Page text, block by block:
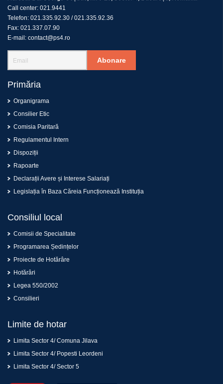
Call center: 021.9441
Telefon: 021.335.92.30 /021.335.92.36
Fax: 021.337.07.90
E-mail: contact@ps4.ro
Abonare
Primăria
Organigrama
Consilier Etic
Comisia Paritară
Regulamentul Intern
Dispoziții
Rapoarte
Declarații Avere și Interese Salariați
Legislația în Baza Căreia Funcționează Instituția
Consiliul local
Comisii de Specialitate
Programarea Ședințelor
Proiecte de Hotărâre
Hotărâri
Legea 550/2002
Consilieri
Limite de hotar
Limita Sector 4/ Comuna Jilava
Limita Sector 4/ Popesti Leordeni
Limita Sector 4/ Sector 5